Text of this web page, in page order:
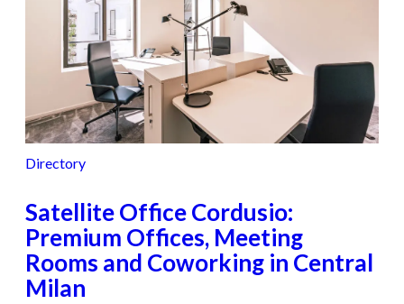
Directory
Satellite Office Cordusio:
Premium Offices, Meeting
Rooms and Coworking in Central
Milan